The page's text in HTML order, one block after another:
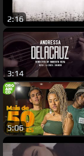
2:16
3:14
5:06